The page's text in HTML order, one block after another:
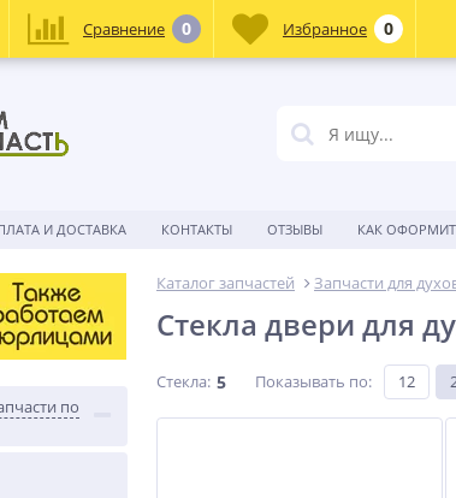
И ДОСТАВКА КОНТАКТЫ ОТЗЫВЫ КАК
по
Каталог запчастей Запчасти для
Стекла двери для
Стекла: 5 Показывать по: 12
Сравнение 0 Избранное 0